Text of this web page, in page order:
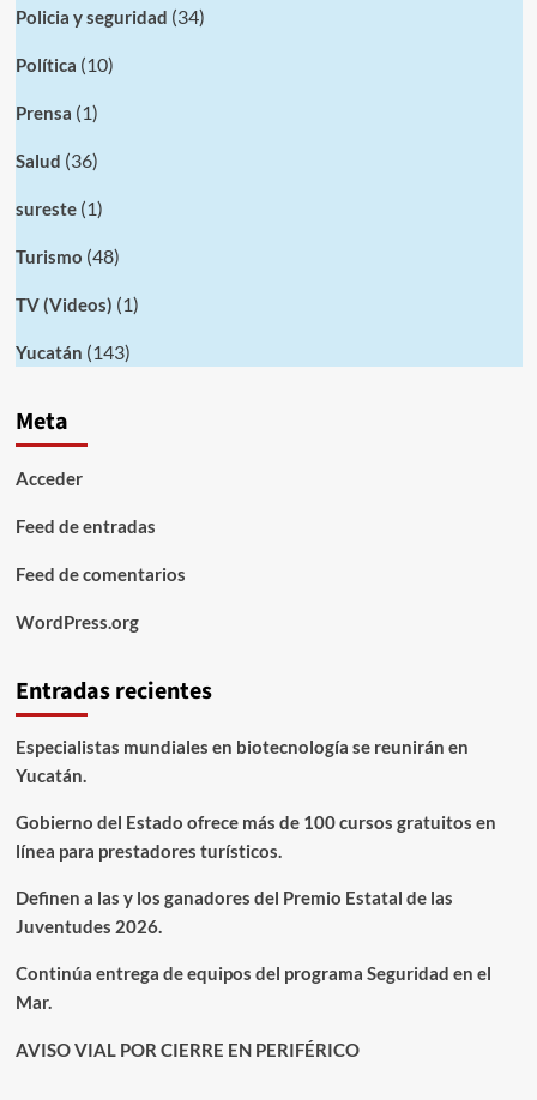
Policia y seguridad (34)
Política (10)
Prensa (1)
Salud (36)
sureste(1)
Turismo (48)
TV (Videos) (1)
Yucatán (143)
Meta
Acceder
Feed de entradas
Feed de comentarios
WordPress.org
Entradas recientes
Especialistas mundiales en biotecnología se reunirán en
Yucatán.
Gobierno del Estado ofrece más de 100 cursos gratuitos en
línea para prestadores turísticos.
Definen a las y los ganadores del Premio Estatal de las
Juventudes 2026.
Continúa entrega de equipos del programa Seguridad en el
Mar.
AVISO VIAL POR CIERRE EN PERIFÉRICO